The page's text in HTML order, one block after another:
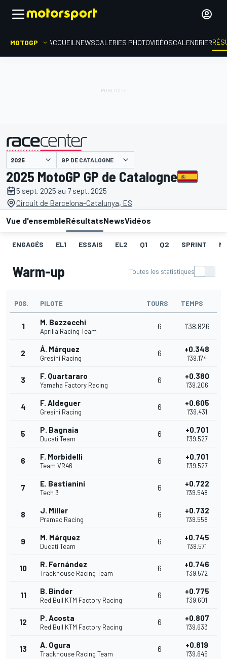
MOTOGP ACCUEIL NEWSGALERIES PHOTOVIDÉOSCALENDRIER
présenté par GP DE CATALOGNE
2025 MotoGP GP de Catalogne
5 sept. 2025 au 7 sept. 2025
Circuit de Barcelona-Catalunya, ES
Vue d'ensembleRésultatsNewsVidéos
ENGAGÉS EL1 ESSAIS EL2 Q1 Q2 SPRINT
Warm-up Toutes les statistiques
POS. PILOTE TOURS TEMPS
1 M. Bezzecchi
Aprilia Racing Team
6 1'38.826
2 Á. Márquez
Gresini Racing
6 +0.348
1'39.174
3 F. Quartararo
Yamaha Factory Racing
6 +0.380
1'39.206
4 F. Aldeguer
Gresini Racing
6 +0.605
1'39.431
5 P. Bagnaia
Ducati Team
6 +0.701
1'39.527
6 F. Morbidelli
Team VR46
6 +0.701
1'39.527
7 E. Bastianini
Tech 3
6 +0.722
1'39.548
8 J. Miller
Pramac Racing
6 +0.732
1'39.558
9 M. Márquez
Ducati Team
6 +0.745
1'39.571
10 R. Fernández
Trackhouse Racing Team
6 +0.746
1'39.572
11 B. Binder
Red Bull KTM Factory Racing
6 +0.775
1'39.601
12 P. Acosta
Red Bull KTM Factory Racing
6 +0.807
1'39.633
13 A. Ogura
Trackhouse Racing Team
6 +0.819
1'39.645